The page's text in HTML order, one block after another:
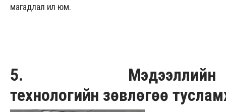
магадлал илүү юм.
5. Мэдээллийн
технологийн зөвлөгөө